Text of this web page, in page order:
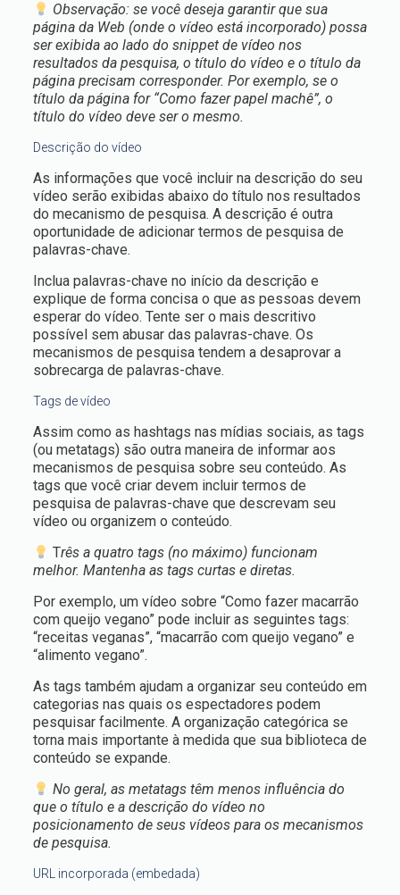
Observação: se você deseja garantir que sua
página da Web (onde o vídeo está incorporado) possa
ser exibida ao lado do snippet de vídeo nos
resultados da pesquisa, o título do vídeo e o título da
página precisam corresponder. Por exemplo, se o
título da página for “Como fazer papel machê”, o
título do vídeo deve ser o mesmo.
Descrição do vídeo
As informações que você incluir na descrição do seu
vídeo serão exibidas abaixo do título nos resultados
do mecanismo de pesquisa. A descrição é outra
oportunidade de adicionar termos de pesquisa de
palavras-chave.
Inclua palavras-chave no início da descrição e
explique de forma concisa o que as pessoas devem
esperar do vídeo. Tente ser o mais descritivo
possível sem abusar das palavras-chave. Os
mecanismos de pesquisa tendem a desaprovar a
sobrecarga de palavras-chave.
Tags de vídeo
Assim como as hashtags nas mídias sociais, as tags
(ou metatags) são outra maneira de informar aos
mecanismos de pesquisa sobre seu conteúdo. As
tags que você criar devem incluir termos de
pesquisa de palavras-chave que descrevam seu
vídeo ou organizem o conteúdo.
Três a quatro tags (no máximo) funcionam
melhor. Mantenha as tags curtas e diretas.
Por exemplo, um vídeo sobre “Como fazer macarrão
com queijo vegano” pode incluir as seguintes tags:
“receitas veganas”, “macarrão com queijo vegano” e
“alimento vegano”.
As tags também ajudam a organizar seu conteúdo em
categorias nas quais os espectadores podem
pesquisar facilmente. A organização categórica se
torna mais importante à medida que sua biblioteca de
conteúdo se expande.
No geral, as metatags têm menos influência do
que o título e a descrição do vídeo no
posicionamento de seus vídeos para os mecanismos
de pesquisa.
URL incorporada (embedada)